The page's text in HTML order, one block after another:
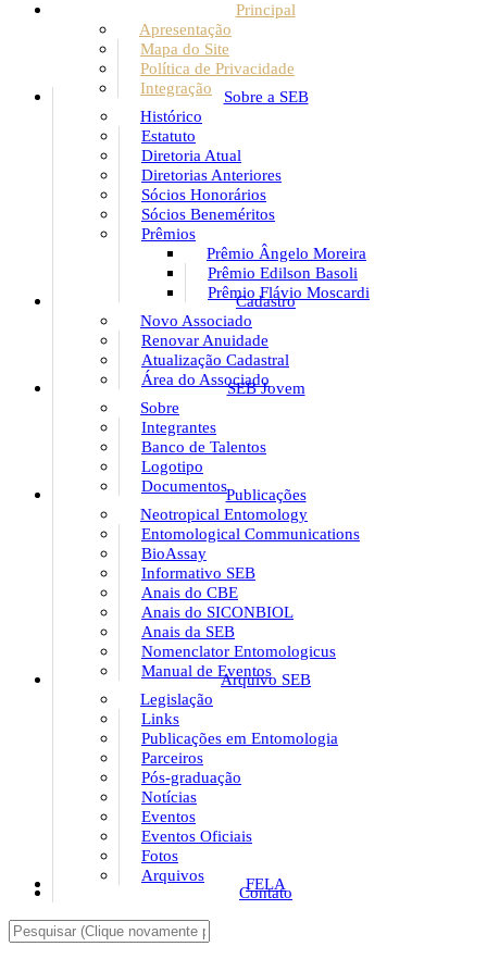
Principal
Apresentação
Mapa do Site
Política de Privacidade
Integração
Sobre a SEB
Histórico
Estatuto
Diretoria Atual
Diretorias Anteriores
Sócios Honorários
Sócios Beneméritos
Prêmios
Prêmio Ângelo Moreira
Prêmio Edilson Basoli
Prêmio Flávio Moscardi
Cadastro
Novo Associado
Renovar Anuidade
Atualização Cadastral
Área do Associado
SEB Jovem
Sobre
Integrantes
Banco de Talentos
Logotipo
DocumentosPublicações
Neotropical Entomology
Entomological Communications
BioAssay
Informativo SEB
Anais do CBE
Anais do SICONBIOL
Anais da SEB
Nomenclator Entomologicus
Manual de Eventos
Arquivo SEB
Legislação
Links
Publicações em Entomologia
Parceiros
Pós-graduação
Notícias
Eventos
Eventos Oficiais
Fotos
Arquivos
FELA
Contato